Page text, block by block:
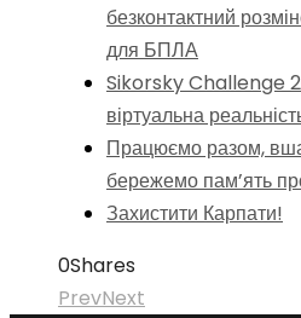
безконтактний
для БПЛА
Sikorsky Challenge
віртуальна
Працюємо разом,
бережемо пам’ять
Захистити Карпати!
0Shares
PrevNext